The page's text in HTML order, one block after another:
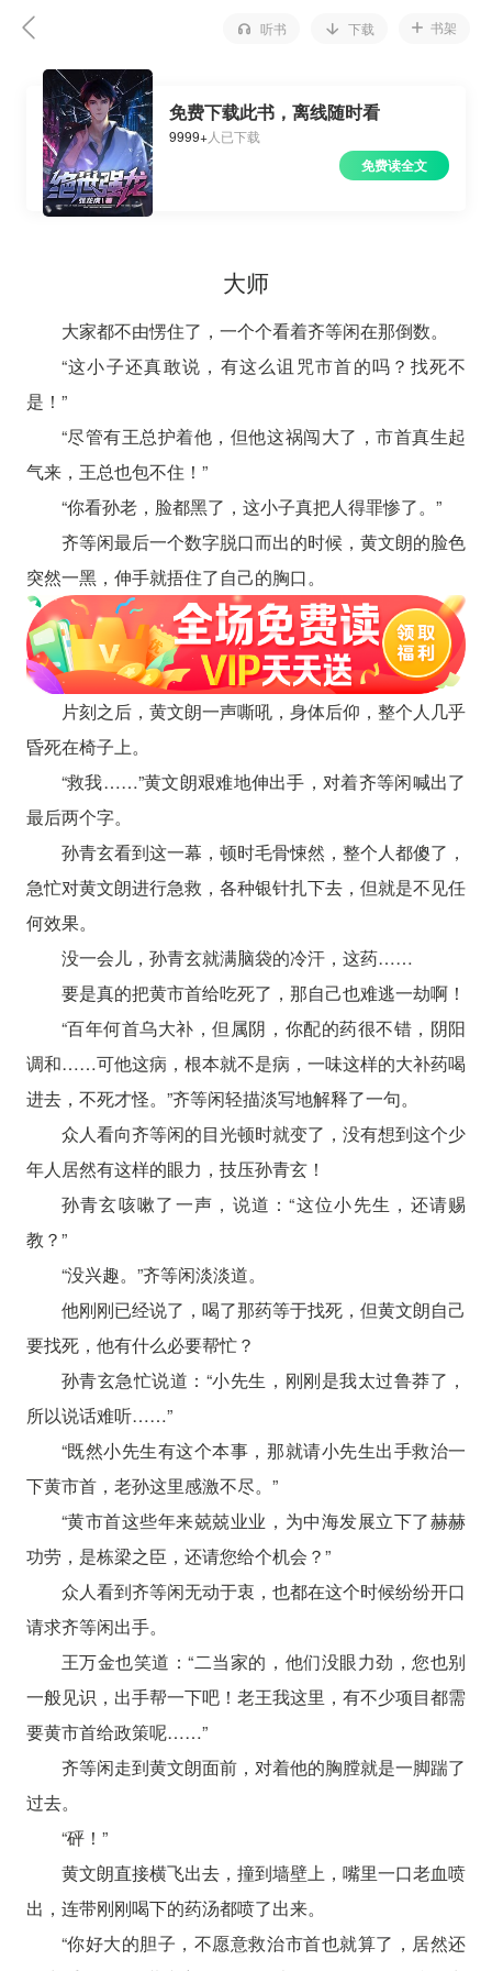
听书 下载 书架
免费下载此书，离线随时看
9999+人已下载
免费读全文
大师
大家都不由愣住了，一个个看着齐等闲在那倒数。
“这小子还真敢说，有这么诅咒市首的吗？找死不
是！”
“尽管有王总护着他，但他这祸闯大了，市首真生起
气来，王总也包不住！”
“你看孙老，脸都黑了，这小子真把人得罪惨了。”
齐等闲最后一个数字脱口而出的时候，黄文朗的脸色
突然一黑，伸手就捂住了自己的胸口。
片刻之后，黄文朗一声嘶吼，身体后仰，整个人几乎
昏死在椅子上。
“救我……”黄文朗艰难地伸出手，对着齐等闲喊出了
最后两个字。
孙青玄看到这一幕，顿时毛骨悚然，整个人都傻了，
急忙对黄文朗进行急救，各种银针扎下去，但就是不见任
何效果。
没一会儿，孙青玄就满脑袋的冷汗，这药……
要是真的把黄市首给吃死了，那自己也难逃一劫啊！
“百年何首乌大补，但属阴，你配的药很不错，阴阳
调和……可他这病，根本就不是病，一味这样的大补药喝
进去，不死才怪。”齐等闲轻描淡写地解释了一句。
众人看向齐等闲的目光顿时就变了，没有想到这个少
年人居然有这样的眼力，技压孙青玄！
孙青玄咳嗽了一声，说道：“这位小先生，还请赐
教？”
“没兴趣。”齐等闲淡淡道。
他刚刚已经说了，喝了那药等于找死，但黄文朗自己
要找死，他有什么必要帮忙？
孙青玄急忙说道：“小先生，刚刚是我太过鲁莽了，
所以说话难听……”
“既然小先生有这个本事，那就请小先生出手救治一
下黄市首，老孙这里感激不尽。”
“黄市首这些年来兢兢业业，为中海发展立下了赫赫
功劳，是栋梁之臣，还请您给个机会？”
众人看到齐等闲无动于衷，也都在这个时候纷纷开口
请求齐等闲出手。
王万金也笑道：“二当家的，他们没眼力劲，您也别
一般见识，出手帮一下吧！老王我这里，有不少项目都需
要黄市首给政策呢……”
齐等闲走到黄文朗面前，对着他的胸膛就是一脚踹了
过去。
“砰！”
黄文朗直接横飞出去，撞到墙壁上，嘴里一口老血喷
出，连带刚刚喝下的药汤都喷了出来。
“你好大的胆子，不愿意救治市首也就算了，居然还